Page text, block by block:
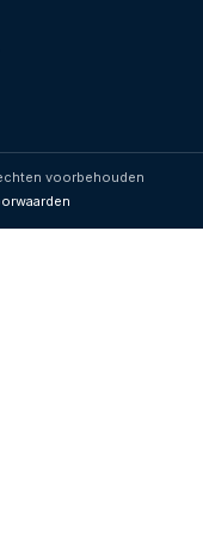
voorbehouden